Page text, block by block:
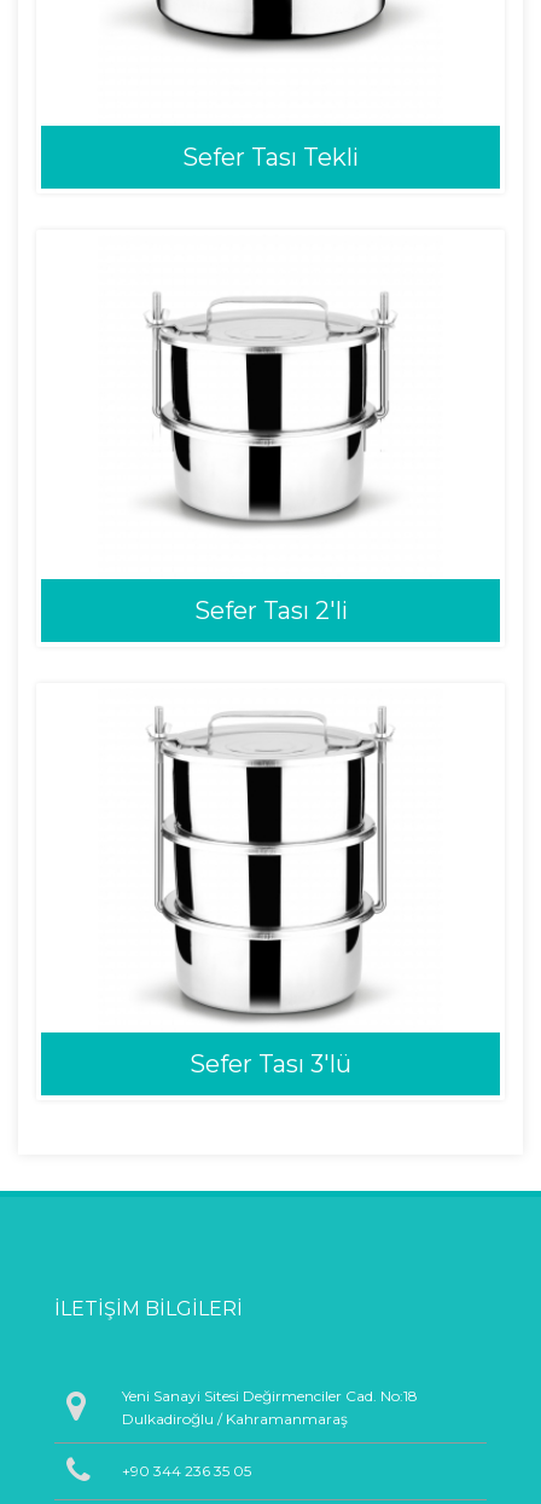
Sefer Tası Tekli
Sefer Tası 2'li
Sefer Tası 3'lü
İLETIŞIM BILGILERI
Yeni Sanayi Sitesi Değirmenciler Cad. No:18
Dulkadiroğlu / Kahramanmaraş
+90 344 236 35 05